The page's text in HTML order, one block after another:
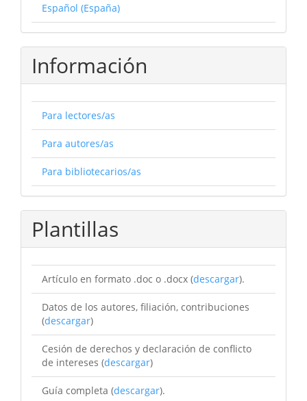
Español (España)
Información
Para lectores/as
Para autores/as
Para bibliotecarios/as
Plantillas
Artículo en formato .doc o .docx (descargar).
Datos de los autores, filiación, contribuciones
(descargar)
Cesión de derechos y declaración de conflicto
de intereses (descargar)
Guía completa (descargar).